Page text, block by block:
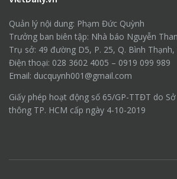
Quản lý nội dung: Phạm Đức Quỳnh
Trưởng ban biên tập: Nhà báo Nguyễn
Trụ sở: 49 đường D5, P. 25, Q. Bình Thạnh,
Điện thoại: 028 3602 4005 – 0919 099 989
Email: ducquynh001@gmail.com
Giấy phép hoạt động số 65/GP-TTĐT do
thông TP. HCM cấp ngày 4-10-2019